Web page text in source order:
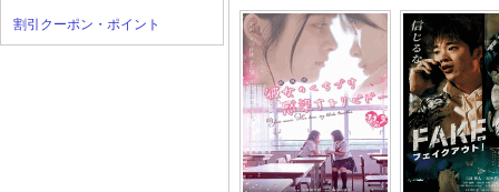
割引クーポン・ポイント